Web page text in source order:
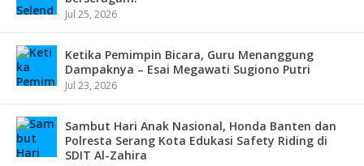
Jul 25, 2026
Ketika Pemimpin Bicara, Guru Menanggung
Dampaknya – Esai Megawati Sugiono Putri
Jul 23, 2026
Sambut Hari Anak Nasional, Honda Banten dan
Polresta Serang Kota Edukasi Safety Riding di
SDIT Al-Zahira